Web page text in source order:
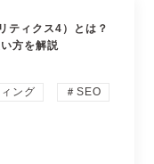
ティクス4）とは？
方を解説
ング ＃SEO